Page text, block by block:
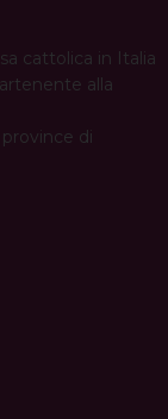
cattolica in Italia
alla
di